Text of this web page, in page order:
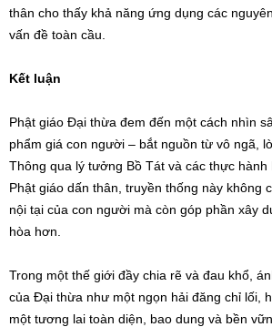
thân cho thấy khả năng ứng dụng các
vấn đề toàn cầu.
Kết luận
Phật giáo Đại thừa đem đến một cách nhìn
phẩm giá con người – bắt nguồn từ vô ngã,
Thông qua lý tưởng Bồ Tát và các thực
Phật giáo dấn thân, truyền thống này không
nội tại của con người mà còn góp phần xây
hòa hơn.
Trong một thế giới đầy chia rẽ và đau khổ,
của Đại thừa như một ngọn hải đăng chỉ lối,
một tương lai toàn diện, bao dung và bền